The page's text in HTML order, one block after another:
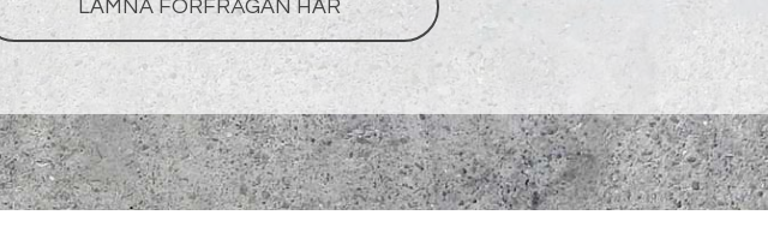
LÄMNA FÖRFRÅGAN HÄR